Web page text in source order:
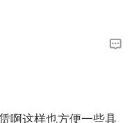
啊这样也方便一些具